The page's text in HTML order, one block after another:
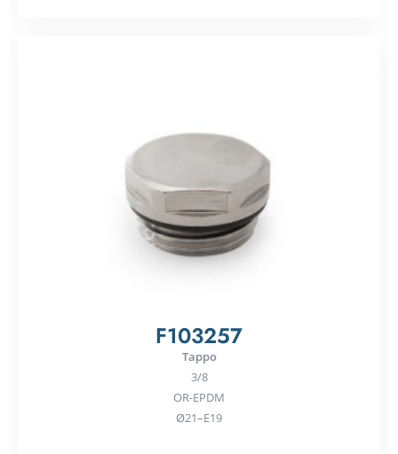
F103257
Tappo
3/8
OR-EPDM
Ø21–E19